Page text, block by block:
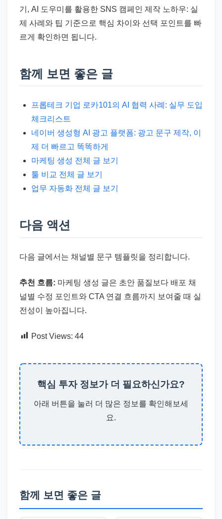
기, AI 도우미를 활용한 SNS 캠페인 제작 노하우: 실
제 사례와 팁 기준으로 핵심 차이와 선택 포인트를 빠
르게 확인하면 됩니다.
함께 보면 좋은 글
프롭테크 기업 로카101의 AI 협력 사례: 실무 도입
체크리스트
네이버 생성형 AI 광고 플랫폼: 광고 문구 제작, 이
제 더 빠르고 똑똑하게
마케팅 생성 전체 글 보기
툴 비교 전체 글 보기
업무 자동화 전체 글 보기
다음 액션
다음 글에서는 채널별 문구 템플릿을 정리합니다.
추천 흐름: 마케팅 생성 글은 초안 품질보다 배포 채
널별 수정 포인트와 CTA 연결 흐름까지 보여줄 때 실
전성이 높아집니다.
Post Views: 44
핵심 투자 정보가 더 필요하신가요?
아래 버튼을 눌러 더 많은 정보를 확인해보세
요.
함께 보면 좋은 글